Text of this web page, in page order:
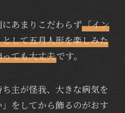
あまりこだわらず「イン
して五月人形を楽しみた
ても大丈夫です。
主が怪我、大きな病気を
をしてから飾るのがおす